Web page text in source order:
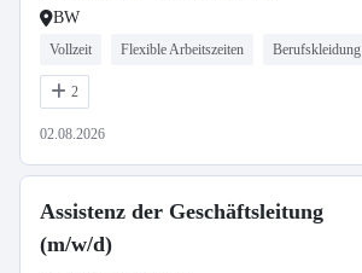
BW
Vollzeit Flexible Arbeitszeiten Berufskleidung
2
02.08.2026
Assistenz der Geschäftsleitung
(m/w/d)